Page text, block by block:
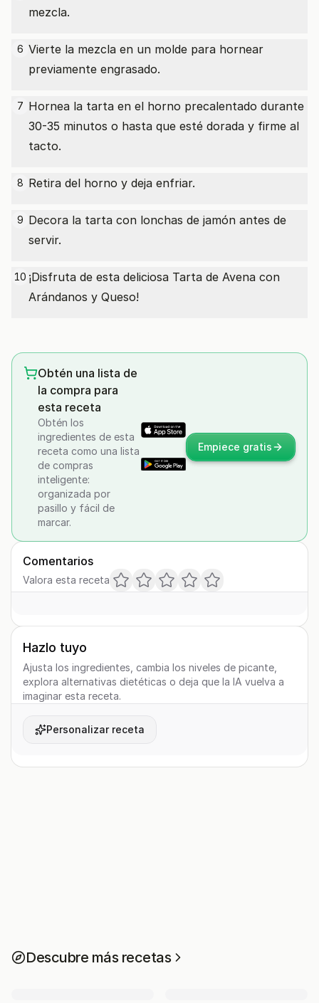
mezcla.
6 Vierte la mezcla en un molde para hornear
previamente engrasado.
7 Hornea la tarta en el horno precalentado durante
30-35 minutos o hasta que esté dorada y firme al
tacto.
8 Retira del horno y deja enfriar.
9 Decora la tarta con lonchas de jamón antes de
servir.
10 ¡Disfruta de esta deliciosa Tarta de Avena con
Arándanos y Queso!
Obtén una lista de
la compra para
esta receta
Obtén los
ingredientes de esta
receta como una lista
de compras
inteligente:
organizada por
pasillo y fácil de
marcar.
Empiece gratis
Comentarios
Valora esta receta
Hazlo tuyo
Ajusta los ingredientes, cambia los niveles de picante,
explora alternativas dietéticas o deja que la IA vuelva a
imaginar esta receta.
Personalizar receta
Descubre más recetas